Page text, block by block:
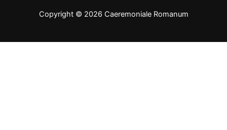
Copyright © 2026 Caeremoniale Romanum